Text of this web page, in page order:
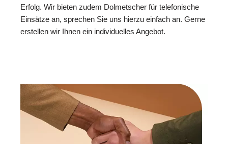
Erfolg. Wir bieten zudem Dolmetscher für telefonische
Einsätze an, sprechen Sie uns hierzu einfach an. Gerne
erstellen wir Ihnen ein individuelles Angebot.